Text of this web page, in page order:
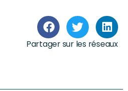
Partager sur les réseaux